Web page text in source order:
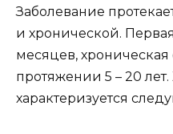
Заболевание
и хронической.
месяцев,
протяжении 5 – 20
характеризуется